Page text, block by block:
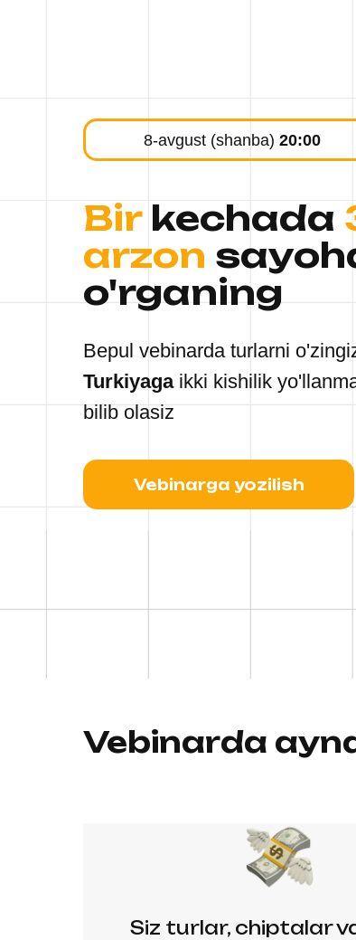
Birkechada
arzon
o'rganing
Bepul vebinarda turlarni
Turkiyagaikki kishilik
bilib olasiz
Vebinarga yozilish
8-avgust (shanba) 20:00
Vebinarda
Siz turlar, chiptalar